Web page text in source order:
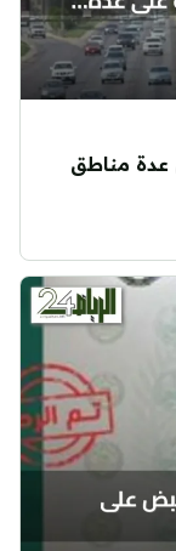
عدة مناطق